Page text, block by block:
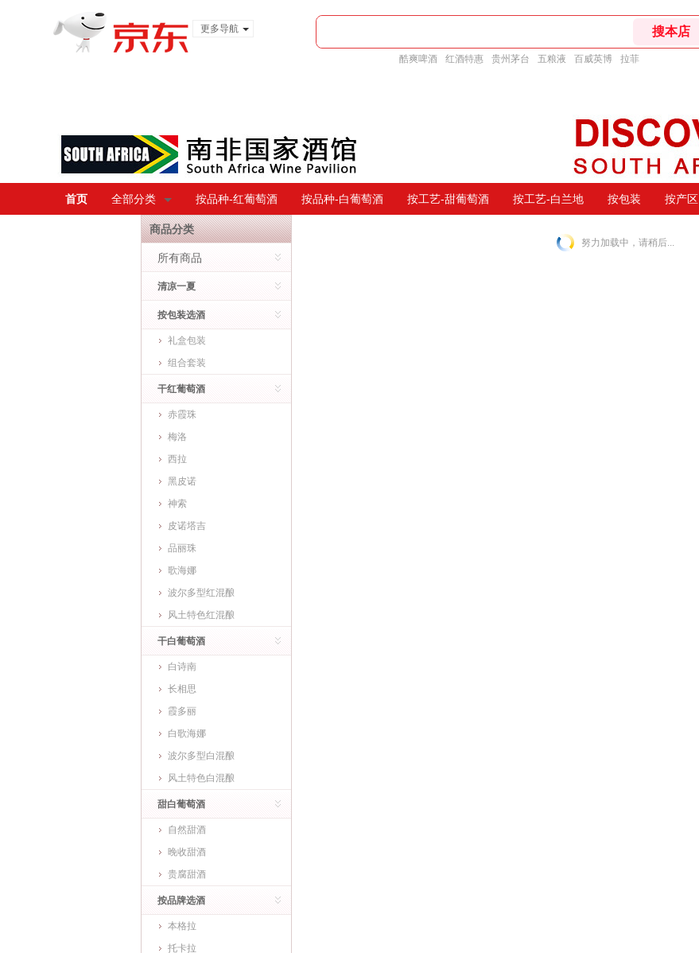
更多导航
酷爽啤酒 红酒特惠 贵州茅台 五粮液 百威英博 拉菲
首页 全部分类 按品种-红葡萄酒 按品种-白葡萄酒 按工艺-甜葡萄酒 按工艺-白兰地 按包装 按产区
商品分类
所有商品
清凉一夏
按包装选酒
礼盒包装
组合套装
干红葡萄酒
赤霞珠
梅洛
西拉
黑皮诺
神索
皮诺塔吉
品丽珠
歌海娜
波尔多型红混酿
风土特色红混酿
干白葡萄酒
白诗南
长相思
霞多丽
白歌海娜
波尔多型白混酿
风土特色白混酿
甜白葡萄酒
自然甜酒
晚收甜酒
贵腐甜酒
按品牌选酒
本格拉
托卡拉
努力加载中，请稍后...